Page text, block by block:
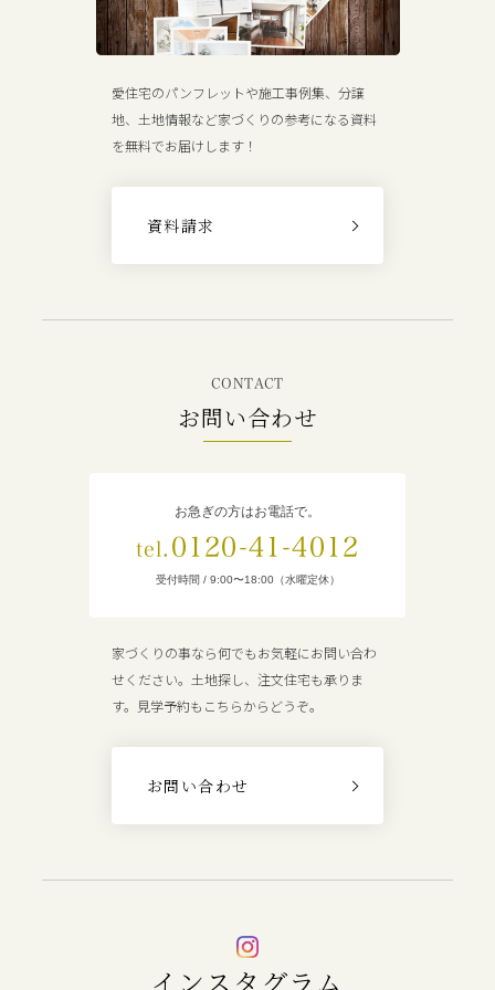
愛住宅のパンフレットや施工事例集、分譲
地、土地情報など家づくりの参考になる資料
を無料でお届けします！
資料請求
インスタグラム
CONTACT
お問い合わせ
お急ぎの方はお電話で。
tel. 0120-41-4012
受付時間 / 9:00〜18:00（水曜定休）
家づくりの事なら何でもお気軽にお問い合わ
せください。土地探し、注文住宅も承りま
す。見学予約もこちらからどうぞ。
お問い合わせ